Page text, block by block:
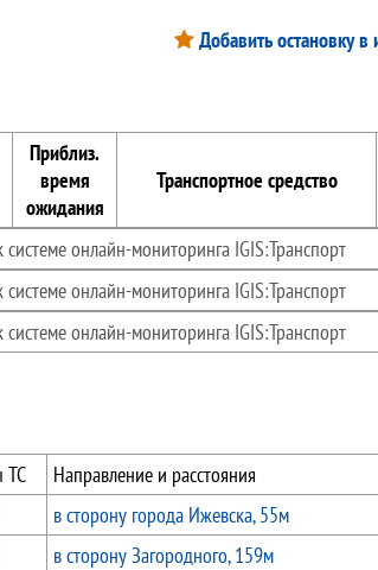
Добавить остановку в
Приблиз.
время
ожидания
Транспортное средство
онлайн-мониторинга IGIS:Транспорт
онлайн-мониторинга IGIS:Транспорт
онлайн-мониторинга IGIS:Транспорт
ТС
Направление и расстояния
в сторону города Ижевска, 55м
в сторону Загородного, 159м